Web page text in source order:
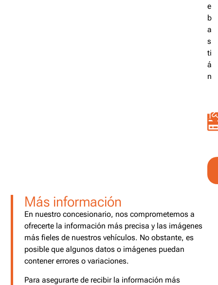
e
b
a
s
ti
á
n
Más información
En nuestro concesionario, nos comprometemos a
ofrecerte la información más precisa y las imágenes
más fieles de nuestros vehículos. No obstante, es
posible que algunos datos o imágenes puedan
contener errores o variaciones.
Para asegurarte de recibir la información más